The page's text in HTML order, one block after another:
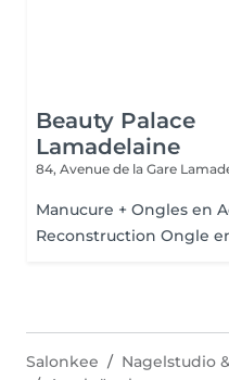
Beauty Palace
Lamadelaine
84, Avenue de la Gare
Manucure + Ongles en
Reconstruction Ongle
Salonkee Nagelstudio